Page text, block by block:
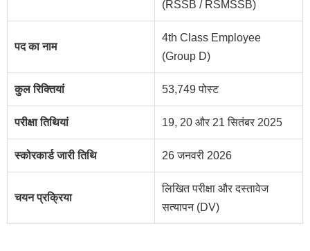
(RSSB / RSMSSB)
पद का नाम
4th Class Employee
(Group D)
कुल रिक्तियां 53,749 पोस्ट
परीक्षा तिथियां 19, 20 और 21 सितंबर 2025
स्कोरकार्ड जारी तिथि 26 जनवरी 2026
चयन प्रक्रिया
लिखित परीक्षा और दस्तावेज
सत्यापन (DV)